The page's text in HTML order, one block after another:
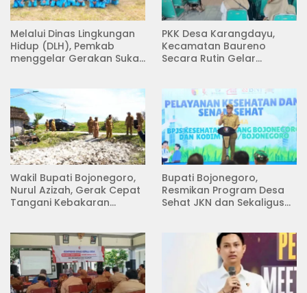
Melalui Dinas Lingkungan
Hidup (DLH), Pemkab
menggelar Gerakan Suka
PKK Desa Karangdayu,
Kecamatan Baureno
Secara Rutin Gelar
Wakil Bupati Bojonegoro,
Nurul Azizah, Gerak Cepat
Tangani Kebakaran
Bupati Bojonegoro,
Resmikan Program Desa
Sehat JKN dan Sekaligus